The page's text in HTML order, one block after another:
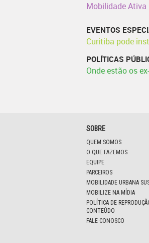
Mobilidade Ativa
EVENTOS
Curitiba pode
POLÍTICAS
Onde estão os
SOBRE
QUEM SOMOS
O QUE FAZEMOS
EQUIPE
PARCEIROS
MOBILIDADE URBANA
MOBILIZE NA MÍDIA
POLÍTICA DE
CONTEÚDO
FALE CONOSCO